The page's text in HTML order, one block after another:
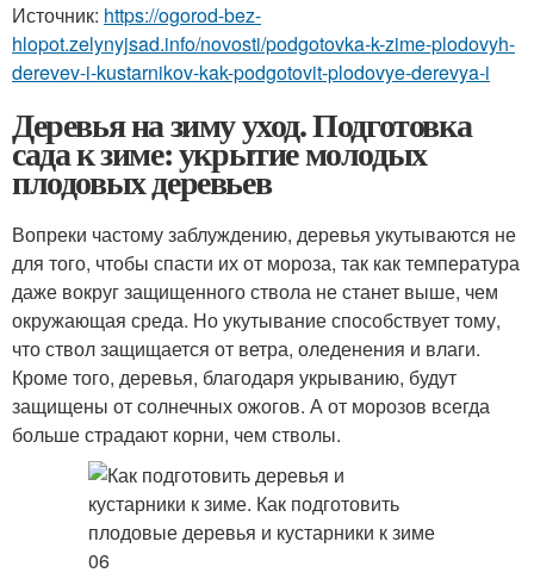
Источник: https://ogorod-bez-
hlopot.zelynyjsad.info/novosti/podgotovka-k-zime-plodovyh-
derevev-i-kustarnikov-kak-podgotovit-plodovye-derevya-i
Деревья на зиму уход. Подготовка
сада к зиме: укрытие молодых
плодовых деревьев
Вопреки частому заблуждению, деревья укутываются не
для того, чтобы спасти их от мороза, так как температура
даже вокруг защищенного ствола не станет выше, чем
окружающая среда. Но укутывание способствует тому,
что ствол защищается от ветра, оледенения и влаги.
Кроме того, деревья, благодаря укрыванию, будут
защищены от солнечных ожогов. А от морозов всегда
больше страдают корни, чем стволы.